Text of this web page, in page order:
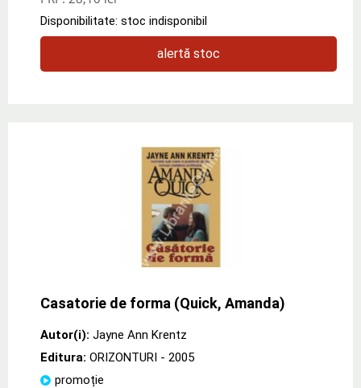
Disponibilitate: stoc indisponibil
alertă stoc
Casatorie de forma (Quick, Amanda)
Autor(i): Jayne Ann Krentz
Editura: ORIZONTURI - 2005
promoție